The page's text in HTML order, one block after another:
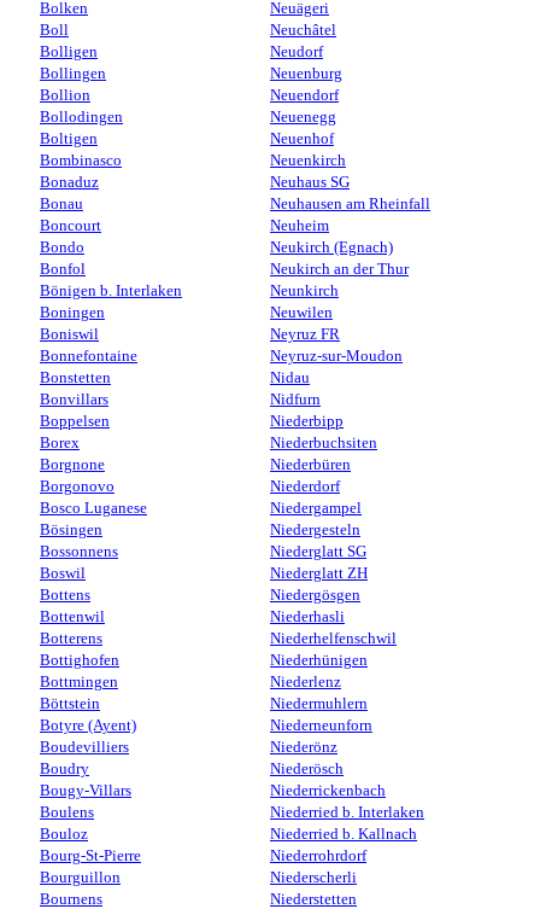
Bolken
Boll
Bolligen
Bollingen
Bollion
Bollodingen
Boltigen
Bombinasco
Bonaduz
Bonau
Boncourt
Bondo
Bonfol
Bönigen b. Interlaken
Boningen
Boniswil
Bonnefontaine
Bonstetten
Bonvillars
Boppelsen
Borex
Borgnone
Borgonovo
Bosco Luganese
Bösingen
Bossonnens
Boswil
Bottens
Bottenwil
Botterens
Bottighofen
Bottmingen
Böttstein
Botyre (Ayent)
Boudevilliers
Boudry
Bougy-Villars
Boulens
Bouloz
Bourg-St-Pierre
Bourguillon
Bournens
Neuägeri
Neuchâtel
Neudorf
Neuenburg
Neuendorf
Neuenegg
Neuenhof
Neuenkirch
Neuhaus SG
Neuhausen am Rheinfall
Neuheim
Neukirch (Egnach)
Neukirch an der Thur
Neunkirch
Neuwilen
Neyruz FR
Neyruz-sur-Moudon
Nidau
Nidfurn
Niederbipp
Niederbuchsiten
Niederbüren
Niederdorf
Niedergampel
Niedergesteln
Niederglatt SG
Niederglatt ZH
Niedergösgen
Niederhasli
Niederhelfenschwil
Niederhünigen
Niederlenz
Niedermuhlern
Niederneunforn
Niederönz
Niederösch
Niederrickenbach
Niederried b. Interlaken
Niederried b. Kallnach
Niederrohrdorf
Niederscherli
Niederstetten